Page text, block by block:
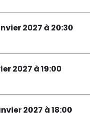
2027 à 20:30
2027 à 19:00
2027 à 18:00